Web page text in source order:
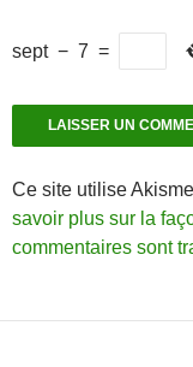
sept − 7 =
Ce site utilise
savoir plus sur la
commentaires sont